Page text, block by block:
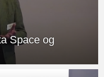
Space​ og